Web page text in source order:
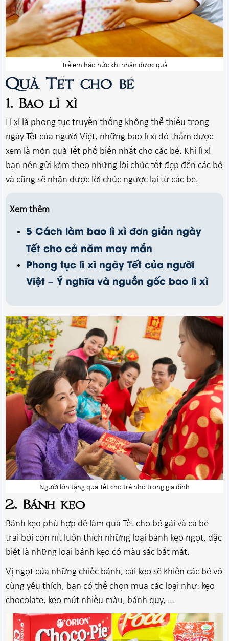
Trẻ em háo hức khi nhận được quà
Quà Tết cho bé
1. Bao lì xì
Lì xì là phong tục truyền thống không thể thiếu trong
ngày Tết của người Việt, những bao lì xì đỏ thắm được
xem là món quà Tết phổ biến nhất cho các bé. Khi lì xì
bạn nên gửi kèm theo những lời chúc tốt đẹp đến các bé
và cũng sẽ nhận được lời chúc ngược lại từ các bé.
Xem thêm
5 Cách làm bao lì xì đơn giản ngày
Tết cho cả năm may mắn
Phong tục lì xì ngày Tết của người
Việt – Ý nghĩa và nguồn gốc bao lì xì
Người lớn tặng quà Tết cho trẻ nhỏ trong gia đình
2. Bánh kẹo
Bánh kẹo phù hợp để làm quà Tết cho bé gái và cả bé
trai bởi con nít luôn thích những loại bánh kẹo ngọt, đặc
biệt là những loại bánh kẹo có màu sắc bắt mắt.
Vị ngọt của những chiếc bánh, cái kẹo sẽ khiến các bé vô
cùng yêu thích, bạn có thể chọn mua các loại như: kẹo
chocolate, kẹo mút nhiều màu, bánh quy, …